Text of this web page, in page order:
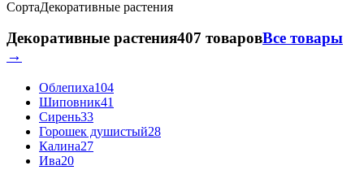
СортаДекоративные растения
Декоративные растения407 товаровВсе товары
→
Облепиха104
Шиповник41
Сирень33
Горошек душистый28
Калина27
Ива20